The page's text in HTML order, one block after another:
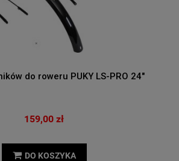
do roweru PUKY LS-PRO 24"
159,00 zł
DO KOSZYKA